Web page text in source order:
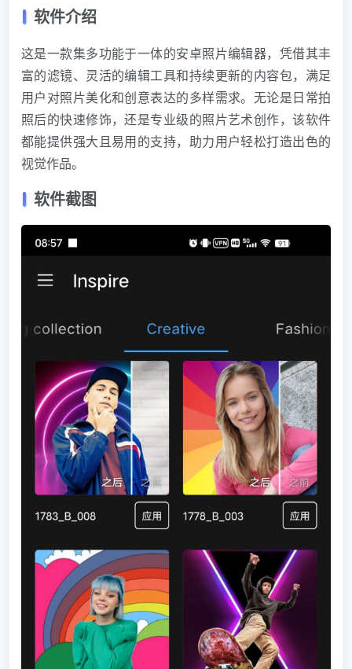
软件介绍
这是一款集多功能于一体的安卓照片编辑器，凭借其丰
富的滤镜、灵活的编辑工具和持续更新的内容包，满足
用户对照片美化和创意表达的多样需求。无论是日常拍
照后的快速修饰，还是专业级的照片艺术创作，该软件
都能提供强大且易用的支持，助力用户轻松打造出色的
视觉作品。
软件截图